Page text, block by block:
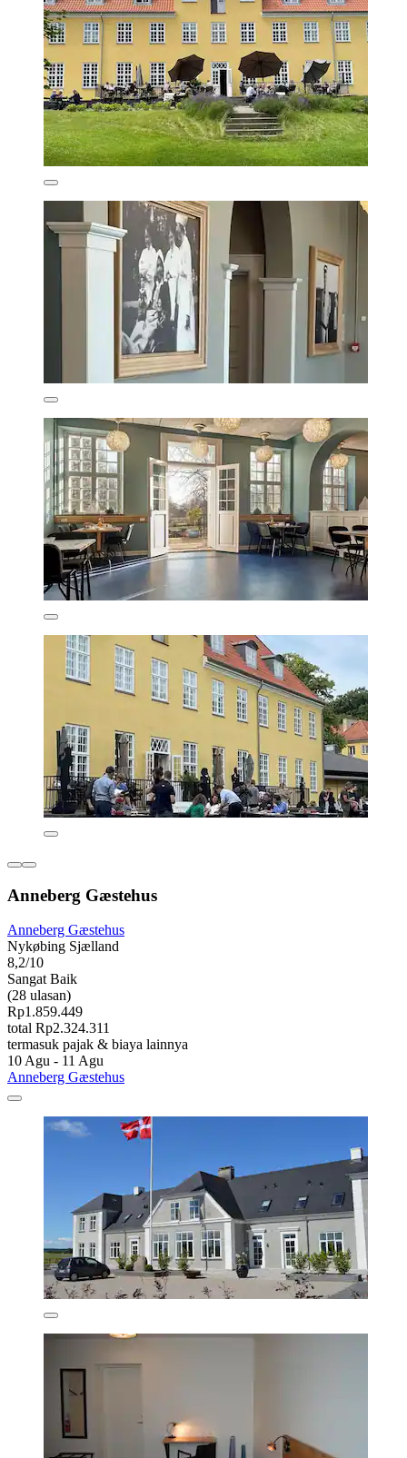
Anneberg Gæstehus
Anneberg Gæstehus
Nykøbing Sjælland
8,2/10
Sangat Baik
(28 ulasan)
Rp1.859.449
total Rp2.324.311
termasuk pajak & biaya lainnya
10 Agu - 11 Agu
Anneberg Gæstehus